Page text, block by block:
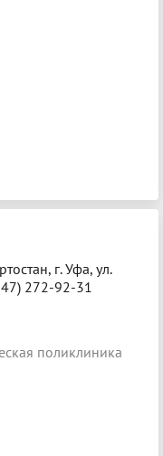
г. Уфа, ул.
272-92-31
поликлиника